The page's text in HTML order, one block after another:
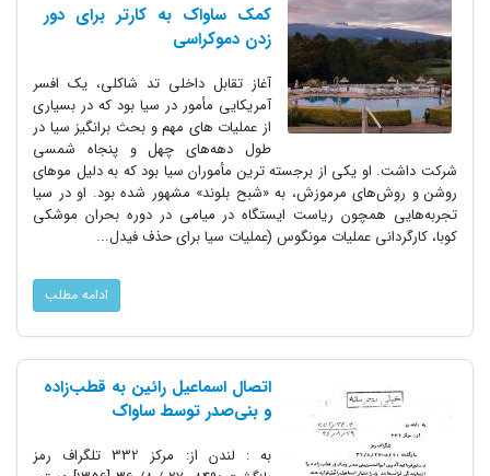
کمک ساواک به کارتر برای دور
زدن دموکراسی
آغاز تقابل داخلی تد شاکلی، یک افسر
آمریکایی مأمور در سیا بود که در بسیاری
از عملیات های مهم و بحث برانگیز سیا در
طول دهه‌های چهل و پنجاه شمسی
شرکت داشت. او یکی از برجسته ترین مأموران سیا بود که به دلیل موهای
روشن و روش‌های مرموزش، به «شبح بلوند» مشهور شده بود. او در سیا
تجربه‌هایی همچون ریاست ایستگاه در میامی در دوره بحران موشکی
کوبا، کارگردانی عملیات مونگوس (عملیات سیا برای حذف فیدل...
ادامه مطلب
اتصال اسماعیل رائین به قطب‌زاده
و بنی‌صدر توسط ساواک
به : لندن از: مرکز 332 تلگراف رمز